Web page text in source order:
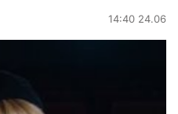
14:40 24.06